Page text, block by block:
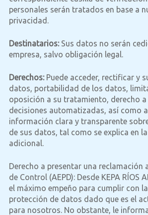
personales serán tratados en base a
privacidad.
Destinatarios:Sus datos no serán
empresa, salvo obligación legal.
Derechos:Puede acceder, rectificar y
datos, portabilidad de los datos,
oposición a su tratamiento, derecho
decisiones automatizadas, así como
información clara y transparente
de sus datos, tal como se explica en
adicional.
Derecho a presentar una reclamación
de Control (AEPD): Desde KEPA RÍOS
el máximo empeño para cumplir con
protección de datos dado que es el
para nosotros. No obstante, le